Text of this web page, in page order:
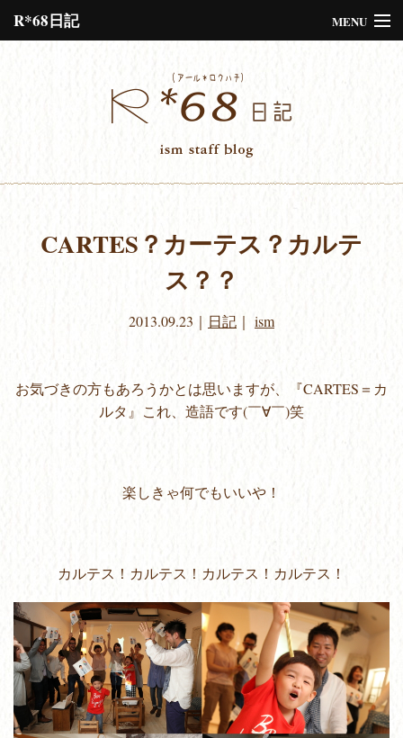
R*68日記 MENU
Please assign a menu to the primary menu location under
the design.
CARTES？カーテス？カルテ
ス？？
2013.09.23 ｜ 日記 ｜ ism
お気づきの方もあろうかとは思いますが、『CARTES＝カ
ルタ』これ、造語です(￣∀￣)笑
楽しきゃ何でもいいや！
カルテス！カルテス！カルテス！カルテス！